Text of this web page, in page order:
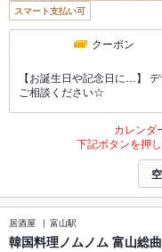
スマート支払い可
クーポン
【お誕生日や記念日に…】
ご相談ください☆
カレンダ
下記ボタンを押
居酒屋 富山駅
韓国料理ノムノム 富山総